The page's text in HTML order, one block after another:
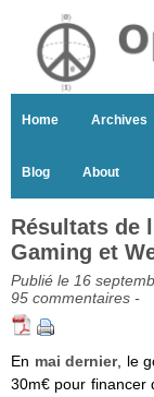
Home Archives
Blog About
Résultats de
Gaming et
Publié le 16
95 commentaires -
En mai dernier, le
30m€ pour financer